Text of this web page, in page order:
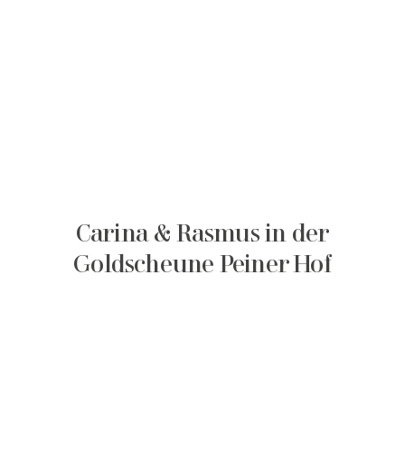
Carina & Rasmus in der
Goldscheune Peiner Hof